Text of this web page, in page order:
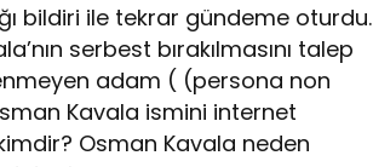
bildiri ile tekrar gündeme oturdu.
serbest bırakılmasını talep
adam ( (persona non
Kavala ismini internet
Osman Kavala neden